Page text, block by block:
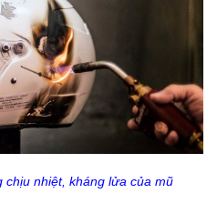
chịu nhiệt, kháng lửa của mũ